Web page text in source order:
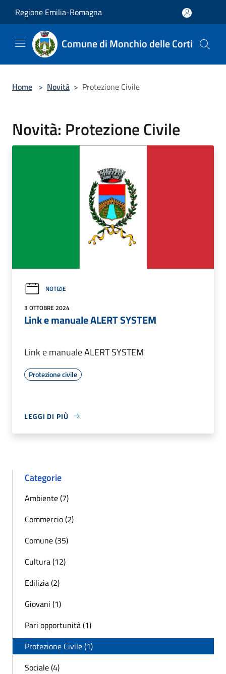
Regione Emilia-Romagna
Comune di Monchio delle Corti
Home > Novità > Protezione Civile
Novità: Protezione Civile
NOTIZIE
3 OTTOBRE 2024
Link e manuale ALERT SYSTEM
Link e manuale ALERT SYSTEM
Protezione civile
LEGGI DI PIÙ
Categorie
Ambiente (7)
Commercio (2)
Comune (35)
Cultura (12)
Edilizia (2)
Giovani (1)
Pari opportunità (1)
Protezione Civile (1)
Sociale (4)